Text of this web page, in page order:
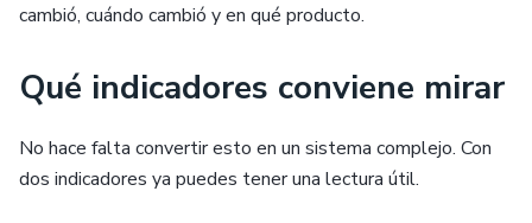
cambió, cuándo cambió y en qué producto.
Qué indicadores conviene mirar
No hace falta convertir esto en un sistema complejo. Con
dos indicadores ya puedes tener una lectura útil.